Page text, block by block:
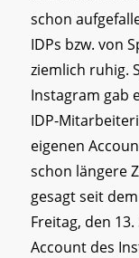
schon
IDPs bzw. von
ziemlich ruhig.
Instagram gab
IDP-
eigenen
schon längere
gesagt seit
Freitag, den
Account des